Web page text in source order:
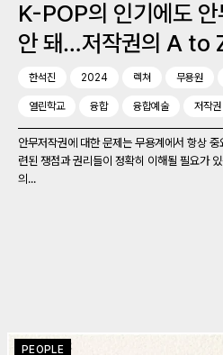
K-POP의 인기에도
안 돼…저작권의 A to
한석진 2024 렉쳐 무용원
열린학교 융합 융합예술 저작권
안무저작권에 대한 문제는 무용계에서 항상
련된 쟁점과 권리들이 정확히 이해될 필요가
의...
PEOPLE